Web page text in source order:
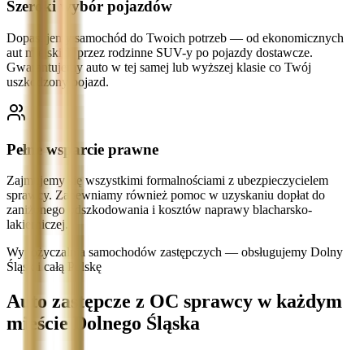
Szeroki wybór pojazdów
Dopasujemy samochód do Twoich potrzeb — od ekonomicznych
aut miejskich przez rodzinne SUV-y po pojazdy dostawcze.
Gwarantujemy auto w tej samej lub wyższej klasie co Twój
uszkodzony pojazd.
Pełne wsparcie prawne
Zajmujemy się wszystkimi formalnościami z ubezpieczycielem
sprawcy. Zapewniamy również pomoc w uzyskaniu dopłat do
zaniżonego odszkodowania i kosztów naprawy blacharsko-
lakierniczej.
Wypożyczalnia samochodów zastępczych — obsługujemy Dolny
Śląsk i całą Polskę
Auto zastępcze z OC sprawcy w każdym
mieście Dolnego Śląska